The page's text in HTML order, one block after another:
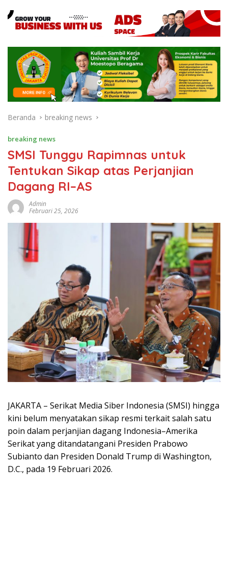
Beranda breaking news
breaking news
SMSI Tunggu Rapimnas untuk
Tentukan Sikap atas Perjanjian
Dagang RI–AS
Admin
Februari 25, 2026
JAKARTA – Serikat Media Siber Indonesia (SMSI) hingga
kini belum menyatakan sikap resmi terkait salah satu
poin dalam perjanjian dagang Indonesia–Amerika
Serikat yang ditandatangani Presiden Prabowo
Subianto dan Presiden Donald Trump di Washington,
D.C., pada 19 Februari 2026.